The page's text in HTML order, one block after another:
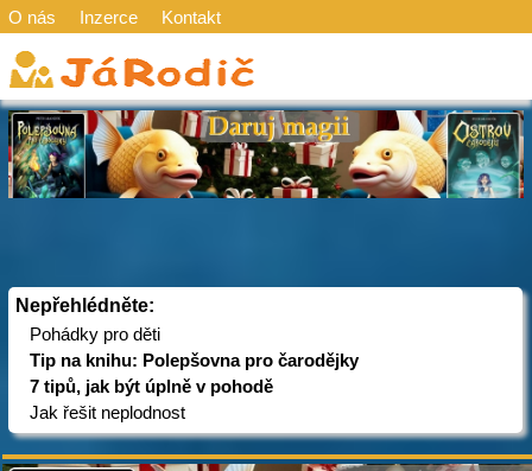
O nás Inzerce Kontakt
Nepřehlédněte:
Pohádky pro děti
Tip na knihu: Polepšovna pro čarodějky
7 tipů, jak být úplně v pohodě
Jak řešit neplodnost